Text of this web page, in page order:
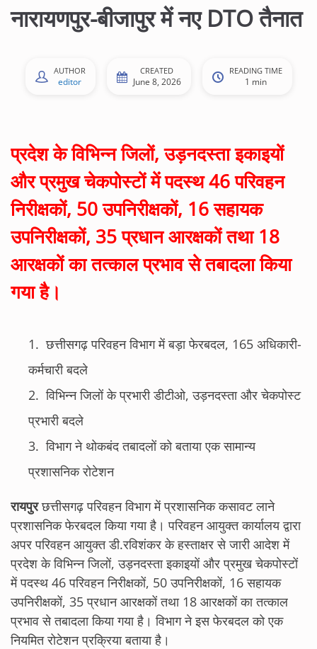
नारायणपुर-बीजापुर में नए DTO तैनात
AUTHOR
editor
CREATED
June 8, 2026
READING TIME
1 min
प्रदेश के विभिन्न जिलों, उड़नदस्ता इकाइयों
और प्रमुख चेकपोस्टों में पदस्थ 46 परिवहन
निरीक्षकों, 50 उपनिरीक्षकों, 16 सहायक
उपनिरीक्षकों, 35 प्रधान आरक्षकों तथा 18
आरक्षकों का तत्काल प्रभाव से तबादला किया
गया है।
छत्तीसगढ़ परिवहन विभाग में बड़ा फेरबदल, 165 अधिकारी-
कर्मचारी बदले
विभिन्न जिलों के प्रभारी डीटीओ, उड़नदस्ता और चेकपोस्ट
प्रभारी बदले
विभाग ने थोकबंद तबादलों को बताया एक सामान्य
प्रशासनिक रोटेशन
रायपुरछत्तीसगढ़ परिवहन विभाग में प्रशासनिक कसावट लाने
प्रशासनिक फेरबदल किया गया है। परिवहन आयुक्त कार्यालय द्वारा
अपर परिवहन आयुक्त डी.रविशंकर के हस्ताक्षर से जारी आदेश में
प्रदेश के विभिन्न जिलों, उड़नदस्ता इकाइयों और प्रमुख चेकपोस्टों
में पदस्थ 46 परिवहन निरीक्षकों, 50 उपनिरीक्षकों, 16 सहायक
उपनिरीक्षकों, 35 प्रधान आरक्षकों तथा 18 आरक्षकों का तत्काल
प्रभाव से तबादला किया गया है। विभाग ने इस फेरबदल को एक
नियमित रोटेशन प्रक्रिया बताया है।